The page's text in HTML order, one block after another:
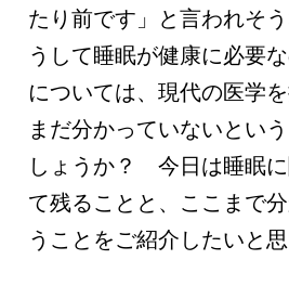
たり前です」と言われそ
うして睡眠が健康に必要
については、現代の医学を
まだ分かっていないとい
しょうか？ 今日は睡眠
て残ることと、ここまで
うことをご紹介したいと思